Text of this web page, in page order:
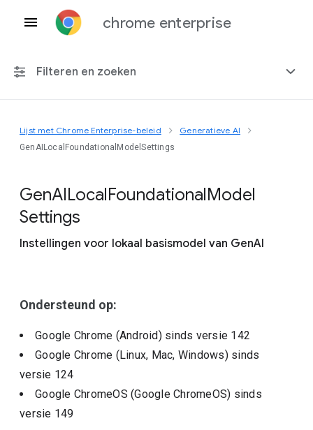
chrome enterprise
Filteren en zoeken
Elk platform
Inclusief beëindigd beleid
Lijst met Chrome Enterprise-beleid Generatieve AI
GenAILocalFoundationalModelSettings
GenAILocalFoundationalModel
Settings
Instellingen voor lokaal basismodel van GenAI
Ondersteund op:
Google Chrome (Android) sinds versie 142
Google Chrome (Linux, Mac, Windows) sinds
versie 124
Google ChromeOS (Google ChromeOS) sinds
versie 149